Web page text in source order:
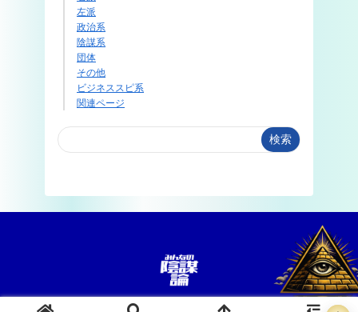
左派
政治系
陰謀系
団体
その他
ビジネススピ系
関連ページ
検索